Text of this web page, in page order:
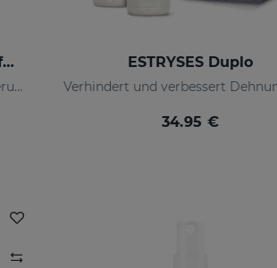
ESTRYSES Anti-Dehnungsstreifen-Lotion
Lotion zur Vorbeugung und Verbesserung von Dehnungsstreifen
ESTRYSES Duplo
34.95 €